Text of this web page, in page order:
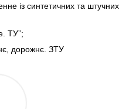
із синтетичних та штучних
ТУ”;
дорожнє. ЗТУ